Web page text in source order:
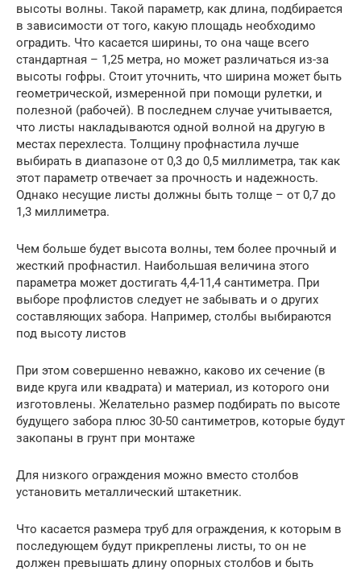
высоты волны. Такой параметр, как длина, подбирается
в зависимости от того, какую площадь необходимо
оградить. Что касается ширины, то она чаще всего
стандартная – 1,25 метра, но может различаться из-за
высоты гофры. Стоит уточнить, что ширина может быть
геометрической, измеренной при помощи рулетки, и
полезной (рабочей). В последнем случае учитывается,
что листы накладываются одной волной на другую в
местах перехлеста. Толщину профнастила лучше
выбирать в диапазоне от 0,3 до 0,5 миллиметра, так как
этот параметр отвечает за прочность и надежность.
Однако несущие листы должны быть толще – от 0,7 до
1,3 миллиметра.
Чем больше будет высота волны, тем более прочный и
жесткий профнастил. Наибольшая величина этого
параметра может достигать 4,4-11,4 сантиметра. При
выборе профлистов следует не забывать и о других
составляющих забора. Например, столбы выбираются
под высоту листов
При этом совершенно неважно, каково их сечение (в
виде круга или квадрата) и материал, из которого они
изготовлены. Желательно размер подбирать по высоте
будущего забора плюс 30-50 сантиметров, которые будут
закопаны в грунт при монтаже
Для низкого ограждения можно вместо столбов
установить металлический штакетник.
Что касается размера труб для ограждения, к которым в
последующем будут прикреплены листы, то он не
должен превышать длину опорных столбов и быть